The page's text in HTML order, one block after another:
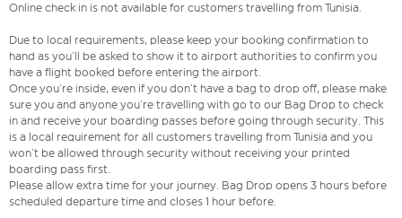
Online check in is not available for customers travelling from Tunisia.
Due to local requirements, please keep your booking confirmation to
hand as you’ll be asked to show it to airport authorities to confirm you
have a flight booked before entering the airport.
Once you’re inside, even if you don’t have a bag to drop off, please make
sure you and anyone you’re travelling with go to our Bag Drop to check
in and receive your boarding passes before going through security. This
is a local requirement for all customers travelling from Tunisia and you
won’t be allowed through security without receiving your printed
boarding pass first.
Please allow extra time for your journey. Bag Drop opens 3 hours before
scheduled departure time and closes 1 hour before.